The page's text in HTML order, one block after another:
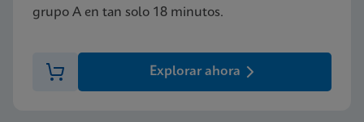
grupo A en tan solo 18 minutos.
Explorar ahora